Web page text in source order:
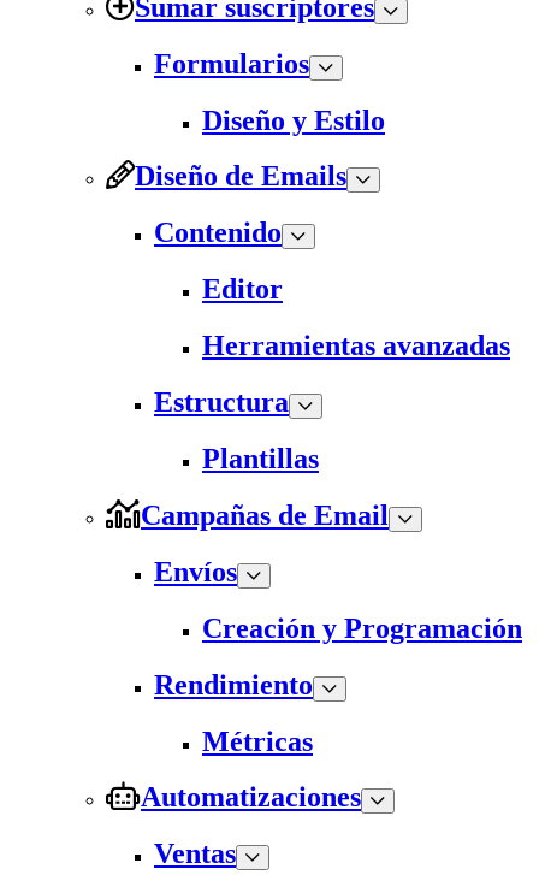
Sumar suscriptores
Formularios
Diseño y Estilo
Diseño de Emails
Contenido
Editor
Herramientas avanzadas
Estructura
Plantillas
Campañas de Email
Envíos
Creación y Programación
Rendimiento
Métricas
Automatizaciones
Ventas